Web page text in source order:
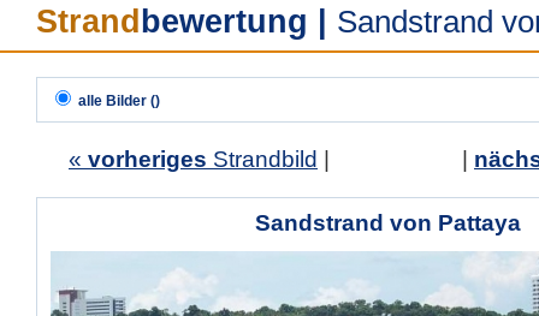
Strand bewertung Sandstrand
alle Bilder ()
« vorheriges Strandbild
Sandstrand von Pattaya